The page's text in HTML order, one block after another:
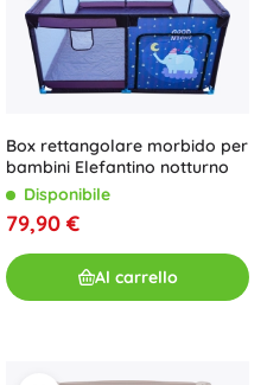
Box rettangolare morbido per
bambini Elefantino notturno
Disponibile
79,90 €
Al carrello